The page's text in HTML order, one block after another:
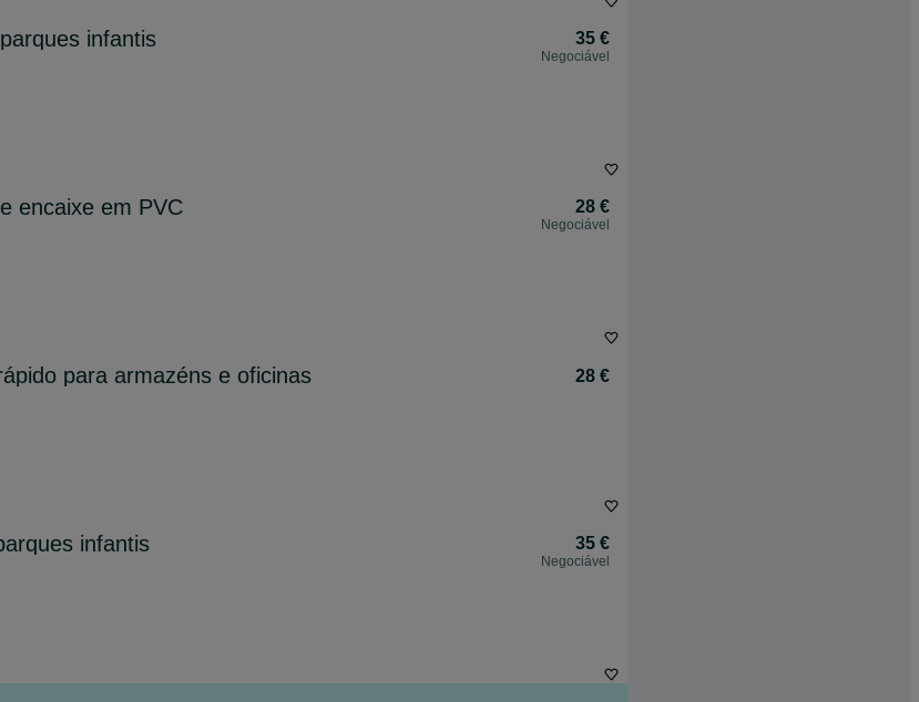
infantis 35 €
Negociável
encaixe em PVC 28 €
Negociável
para armazéns e oficinas 28 €
infantis 35 €
Negociável